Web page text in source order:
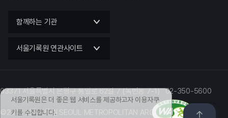
서울기록원은 더 좋은 웹 서비스를 제공하고자 이용자쿠
키를 수집합니다.
함께하는 기관
서울기록원 연관사이트
03371 서울특별시 은평구 통일로 62길 7 (녹번동 7-1) 02-350-5600
©2023 서울기록원 SEOUL METROPOLITAN ARCHIVES